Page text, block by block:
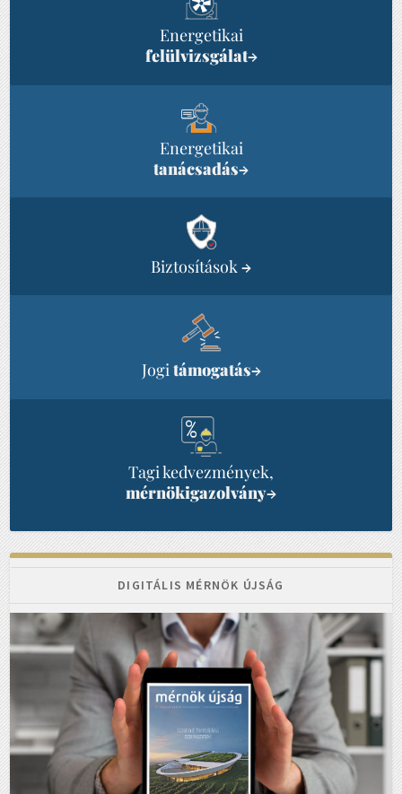
Energetikai
felülvizsgálat→
Energetikai
tanácsadás→
Biztosítások→
Jogitámogatás→
Tagi kedvezmények,
mérnökigazolvány→
DIGITÁLIS MÉRNÖK ÚJSÁG